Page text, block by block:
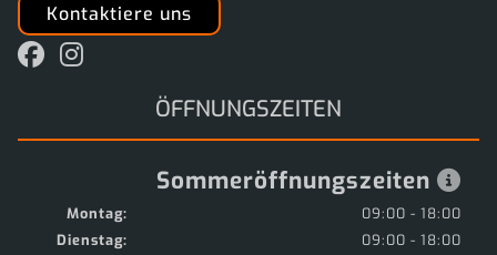
Kontaktiere uns
ÖFFNUNGSZEITEN
Sommeröffnungszeiten
Montag:
09:00 - 18:00
Dienstag:
09:00 - 18:00